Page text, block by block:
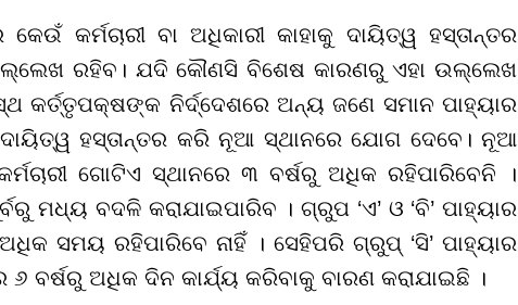
କେଉଁ କର୍ମଚାରୀ ବା ଅଧିକାରୀ କାହାକୁ ଦାୟିତ୍ୱ ହସ୍ତାନ୍ତର
ଉଲ୍ଲେଖ ରହିବ। ଯଦି କୌଣସି ବିଶେଷ କାରଣରୁ ଏହା ଉଲ୍ଲେଖ
କର୍ତ୍ତୃପକ୍ଷଙ୍କ ନିର୍ଦ୍ଦେଶରେ ଅନ୍ୟ ଜଣେ ସମାନ ପାହ୍ୟାର
ଦାୟିତ୍ୱ ହସ୍ତାନ୍ତର କରି ନୂଆ ସ୍ଥାନରେ ଯୋଗ ଦେବେ। ନୂଆ
ଗୋଟିଏ ସ୍ଥାନରେ ୩ ବର୍ଷରୁ ଅଧିକ ରହିପାରିବେନି ।
ମଧ୍ୟ ବଦଳି କରାଯାଇପାରିବ । ଗ୍ରୁପ ‘ଏ’ ଓ ‘ବି’ ପାହ୍ୟାର
ସମୟ ରହିପାରିବେ ନାହିଁ । ସେହିପରି ଗ୍ରୁପ୍ ‘ସି’ ପାହ୍ୟାର
ବର୍ଷରୁ ଅଧିକ ଦିନ କାର୍ଯ୍ୟ କରିବାକୁ ବାରଣ କରାଯାଇଛି ।